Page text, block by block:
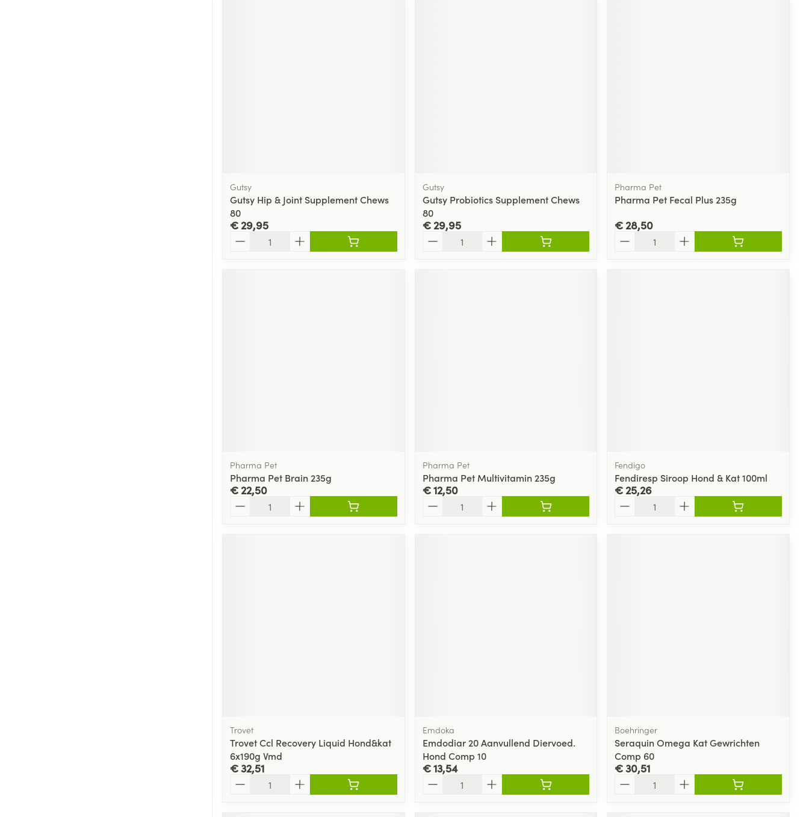
Gutsy
Gutsy Hip & Joint Supplement Chews
80
€ 29,95
Gutsy
Gutsy Probiotics Supplement Chews
80
€ 29,95
Pharma Pet
Pharma Pet Fecal Plus 235g
€ 28,50
Pharma Pet
Pharma Pet Brain 235g
€ 22,50
Pharma Pet
Pharma Pet Multivitamin 235g
€ 12,50
Fendigo
Fendiresp Siroop Hond & Kat 100ml
€ 25,26
Trovet
Trovet Ccl Recovery Liquid Hond&kat
6x190g Vmd
€ 32,51
Emdoka
Emdodiar 20 Aanvullend Diervoed.
Hond Comp 10
€ 13,54
Boehringer
Seraquin Omega Kat Gewrichten
Comp 60
€ 30,51